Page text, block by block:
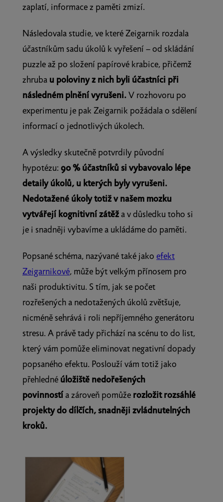
zaplatí, informace z paměti zmizí.
Následovala studie, ve které Zeigarnik rozdala
účastníkům sadu úkolů k vyřešení – od skládání
puzzle až po složení papírové krabice, přičemž
zhruba u poloviny z nich byli účastníci při
následném plnění vyrušeni.V rozhovoru po
experimentu je pak Zeigarnik požádala o sdělení
informací o jednotlivých úkolech.
A výsledky skutečně potvrdily původní
hypotézu: 90 % účastníků si vybavovalo lépe
detaily úkolů, u kterých byly vyrušeni.
Nedotažené úkoly totiž v našem mozku
vytvářejí kognitivní zátěža v důsledku toho si
je i snadněji vybavíme a ukládáme do paměti.
Popsané schéma, nazývané také jako efekt
Zeigarnikové, může být velkým přínosem pro
naši produktivitu. S tím, jak se počet
rozřešených a nedotažených úkolů zvětšuje,
nicméně sehrává i roli nepříjemného generátoru
stresu. A právě tady přichází na scénu to do list,
který vám pomůže eliminovat negativní dopady
popsaného efektu. Poslouží vám totiž jako
přehledné úložiště nedořešených
povinnostía zároveň pomůže rozložit rozsáhlé
projekty do dílčích, snadněji zvládnutelných
kroků.